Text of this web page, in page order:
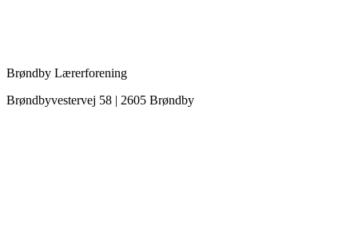
Brøndby Lærerforening
Brøndbyvestervej 58 | 2605 Brøndby